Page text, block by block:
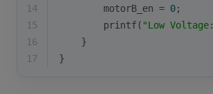
14
        motorB_en =
0;
15
printf ( "Low
16
    }
17
}